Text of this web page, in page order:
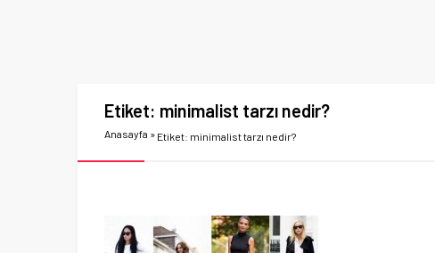
Etiket: minimalist tarzı nedir?
Anasayfa » Etiket: minimalist tarzı nedir?